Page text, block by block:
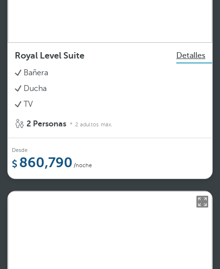
Royal Level Suite
Detalles
Bañera
Ducha
TV
2 Personas 2 adultos máx.
Desde
860,790 /noche